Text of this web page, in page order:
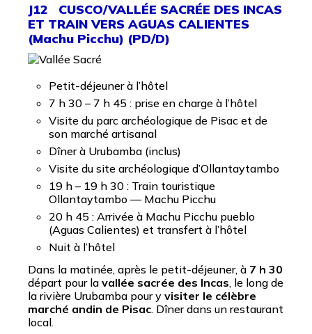
J12 CUSCO/VALLÉE SACRÉE DES INCAS
ET TRAIN VERS AGUAS CALIENTES
(Machu Picchu) (PD/D)
Petit-déjeuner à l’hôtel
7 h 30 – 7 h 45 : prise en charge à l’hôtel
Visite du parc archéologique de Pisac et de
son marché artisanal
Dîner à Urubamba (inclus)
Visite du site archéologique d’Ollantaytambo
19 h – 19 h 30 : Train touristique
Ollantaytambo — Machu Picchu
20 h 45 : Arrivée à Machu Picchu pueblo
(Aguas Calientes) et transfert à l’hôtel
Nuit à l’hôtel
Dans la matinée, après le petit-déjeuner, à 7 h 30
départ pour la vallée sacrée des Incas, le long de
la rivière Urubamba pour y visiter le célèbre
marché andin de Pisac. Dîner dans un restaurant
local.